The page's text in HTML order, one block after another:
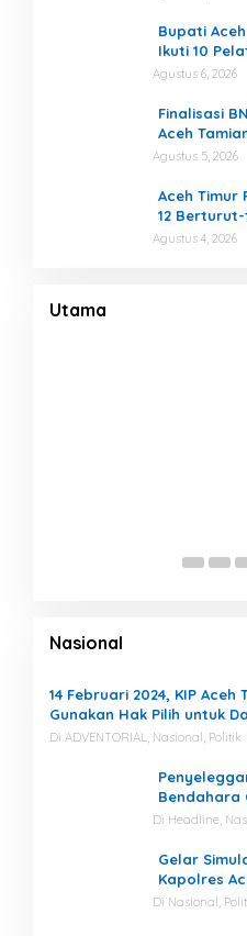
Bupati
Ikuti 10
SDM Siap
Agustus 6, 2026
Finalisasi
Aceh
Penghulu
Agustus 5, 2026
Aceh Timur
12
Agustus 4, 2026
Utama
Di Daerah, Headline
Nasional
14 Februari 2024, KIP Aceh
Gunakan Hak Pilih untuk
Di ADVENTORIAL, Nasional, Politik
Bendahara
Ketua KIP
Di Headline,
Gelar
Kapolres
Proses,
Di Nasional,